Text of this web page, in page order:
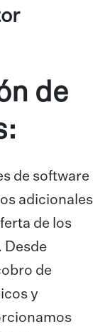
de
de software
adicionales
de los
Desde
de
y